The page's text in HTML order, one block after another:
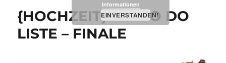
{HOCHZEIT} DIE TO DO
LISTE – FINALE
Informationen
EINVERSTANDEN!